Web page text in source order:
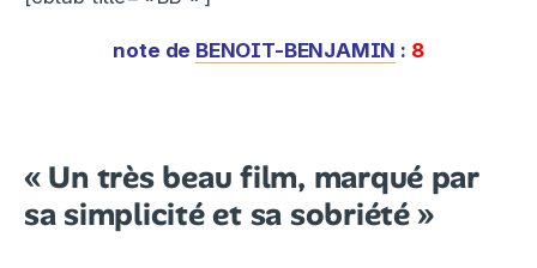
note de BENOIT-BENJAMIN : 8
« Un très beau film, marqué par
sa simplicité et sa sobriété »